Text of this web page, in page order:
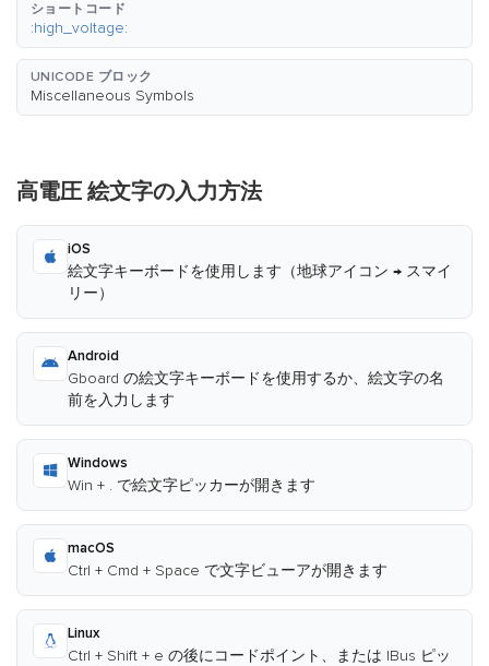
ショートコード
:high_voltage:
UNICODE ブロック
Miscellaneous Symbols
高電圧 絵文字の入力方法
iOS
絵文字キーボードを使用します（地球アイコン → スマイ
リー）
Android
Gboard の絵文字キーボードを使用するか、絵文字の名
前を入力します
Windows
Win + . で絵文字ピッカーが開きます
macOS
Ctrl + Cmd + Space で文字ビューアが開きます
Linux
Ctrl + Shift + e の後にコードポイント、または IBus ピッ